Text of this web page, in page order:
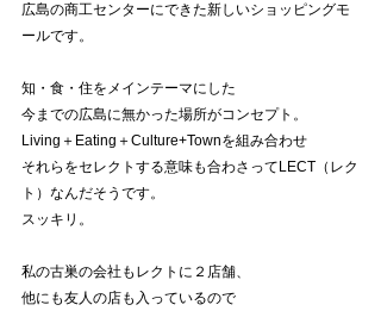
広島の商工センターにできた新しいショッピングモ
ールです。
知・食・住をメインテーマにした
今までの広島に無かった場所がコンセプト。
Living＋Eating＋Culture+Townを組み合わせ
それらをセレクトする意味も合わさってLECT（レク
ト）なんだそうです。
スッキリ。
私の古巣の会社もレクトに２店舗、
他にも友人の店も入っているので